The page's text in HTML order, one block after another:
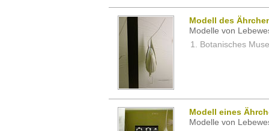
Modell des
Modelle von
Botanisches
Modell eines
Modelle von